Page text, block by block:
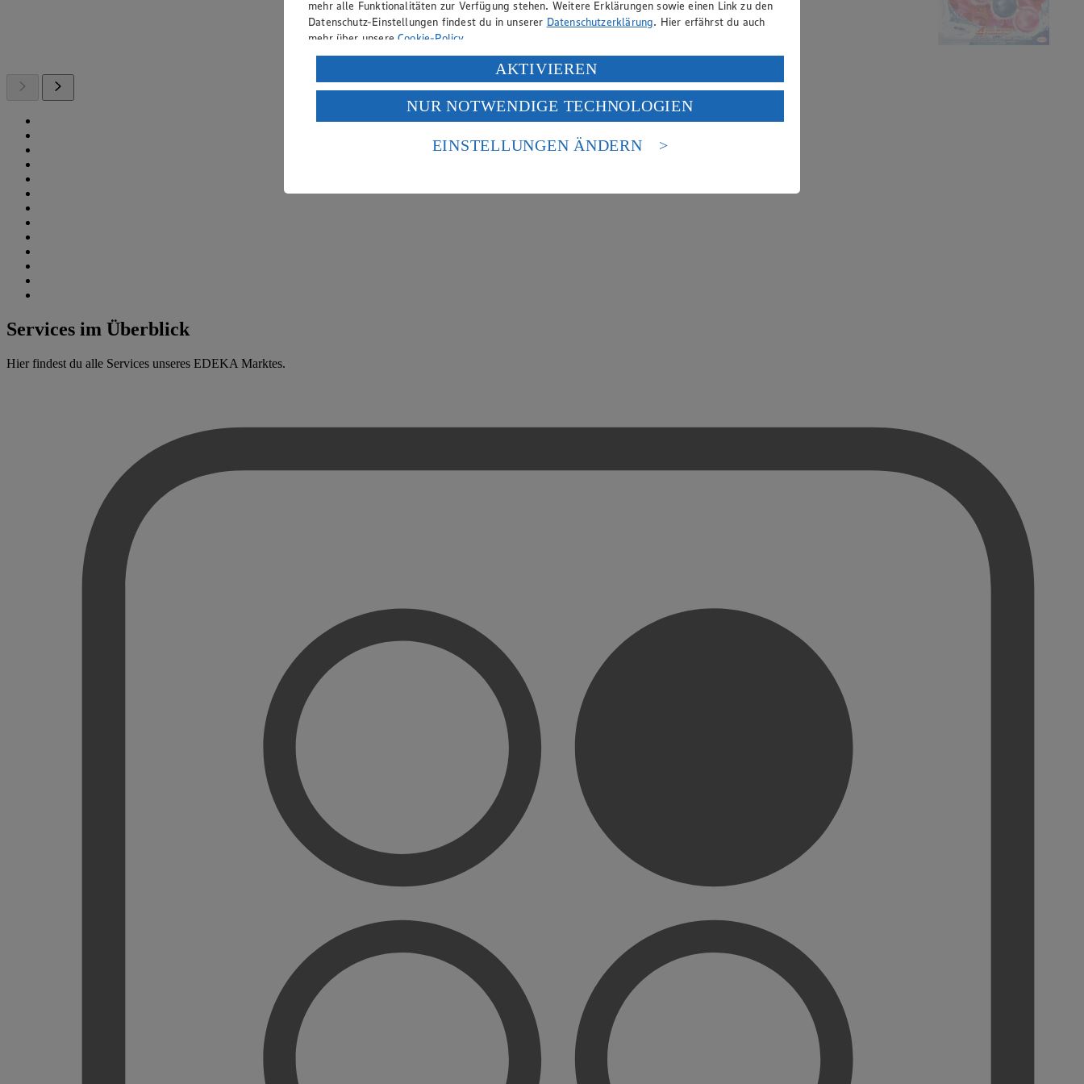
Services im Überblick
Hier findest du alle Services unseres EDEKA Marktes.
mehr alle Funktionalitäten zur Verfügung stehen. Weitere Erklärungen sowie einen Link zu den
Datenschutz-Einstellungen findest du in unserer Datenschutzerklärung. Hier erfährst du auch
mehr über unsereCookie-Policy.
Verarbeitung deiner personenbezogenen Daten in den USA durch Facebook und YouTube:
Wenn du auf „Aktivieren“ klickst, willigst du im Sinne des Art. 49 Abs. 1 Satz 1 lit. a) DSGVO
ein, dass deine Daten in den USA verarbeitet werden. Der EuGH sieht die USA als Land mit
einem nach europäischen Standards nicht angemessenen Datenschutzniveau an. Es besteht das
Risiko eines Zugriffs durch US-amerikanische Behörden.
AKTIVIEREN
NUR NOTWENDIGE TECHNOLOGIEN
EINSTELLUNGEN ÄNDERN